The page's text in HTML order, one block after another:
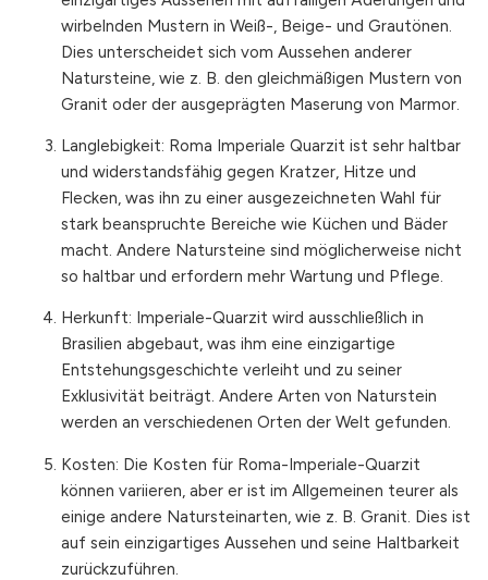
wirbelnden Mustern in Weiß-, Beige- und Grautönen.
Dies unterscheidet sich vom Aussehen anderer
Natursteine, wie z. B. den gleichmäßigen Mustern von
Granit oder der ausgeprägten Maserung von Marmor.
Langlebigkeit: Roma Imperiale Quarzit ist sehr haltbar
und widerstandsfähig gegen Kratzer, Hitze und
Flecken, was ihn zu einer ausgezeichneten Wahl für
stark beanspruchte Bereiche wie Küchen und Bäder
macht. Andere Natursteine sind möglicherweise nicht
so haltbar und erfordern mehr Wartung und Pflege.
Herkunft: Imperiale-Quarzit wird ausschließlich in
Brasilien abgebaut, was ihm eine einzigartige
Entstehungsgeschichte verleiht und zu seiner
Exklusivität beiträgt. Andere Arten von Naturstein
werden an verschiedenen Orten der Welt gefunden.
Kosten: Die Kosten für Roma-Imperiale-Quarzit
können variieren, aber er ist im Allgemeinen teurer als
einige andere Natursteinarten, wie z. B. Granit. Dies ist
auf sein einzigartiges Aussehen und seine Haltbarkeit
zurückzuführen.